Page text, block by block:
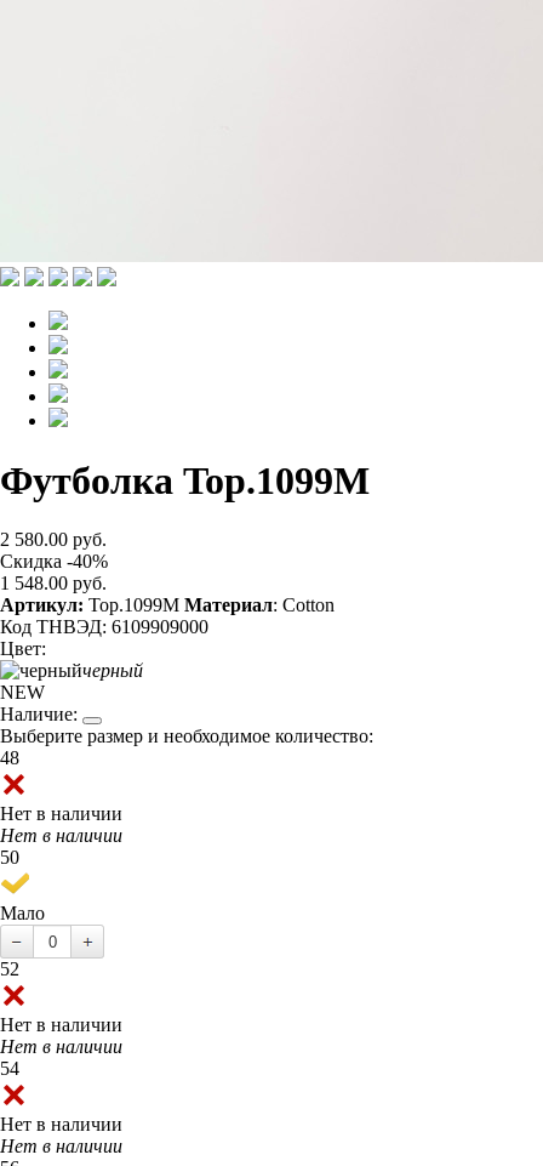
Футболка Top.1099M
2 580.00 руб.
Скидка -40%
1 548.00 руб.
Артикул: Top.1099M Материал: Cotton
Код ТНВЭД: 6109909000
Цвет:
черный
NEW
Наличие:
Выберите размер и необходимое количество:
48
Нет в наличии
Нет в наличии
50
Мало
52
Нет в наличии
Нет в наличии
54
Нет в наличии
Нет в наличии